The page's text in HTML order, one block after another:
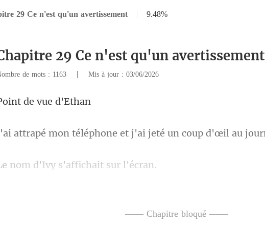
29 Ce n'est qu'un avertissement | 9.48%
29 Ce n'est qu'un avertissement
de mots : 1163 | Mis à jour : 03/06/2026
de vue
e et j'ai jeté un coup d'
s'affichait
—— Chapitre bloqué ——